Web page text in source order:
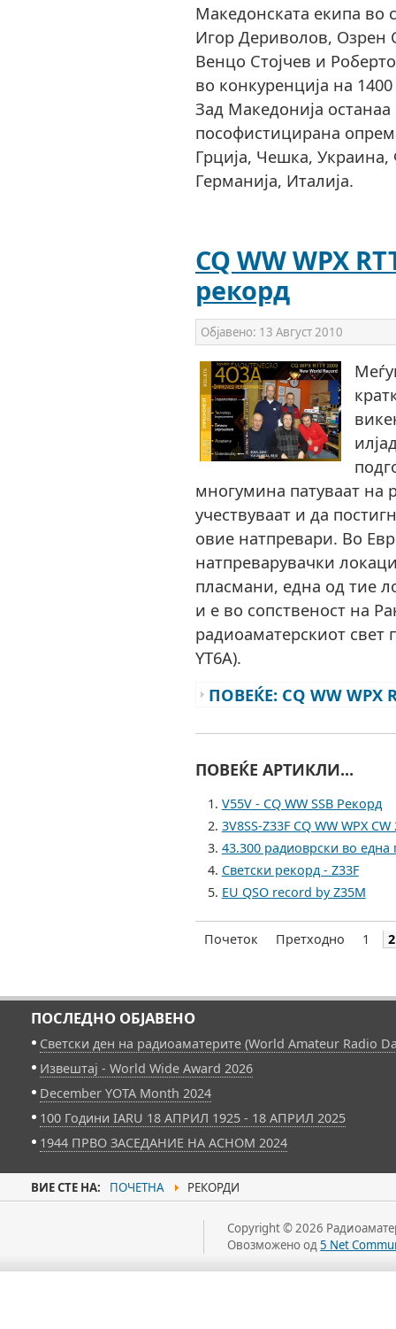
Македонската екипа
Игор Дериволов, Озрен
Венцо Стојчев и
во конкуренција на
Зад Македонија
пософистицирана
Грција, Чешка,
Германија, Италија.
CQ WW WPX
рекорд
Објавено: 13 Август 2010
многумина патуваат на
учествуваат и да
овие натпревари. Во
натпреварувачки
пласмани, една од тие
и е во сопственост на
радиоаматерскиот свет
YT6A).
ПОВЕЌЕ: CQ WW WPX
ПОВЕЌЕ АРТИКЛИ...
V55V - CQ WW SSB Рекорд
3V8SS-Z33F CQ WW WPX CW
43.300 радиоврски вo една
Светски рекорд - Z33F
EU QSO record by Z35M
Почеток Претходно 1 2
ПОСЛЕДНО ОБЈАВЕНО
Светски ден на радиоаматерите (World Amateur Radio
Извештај - World Wide Award 2026
December YOTA Month 2024
100 Години IARU 18 АПРИЛ 1925 - 18 АПРИЛ 2025
1944 ПРВО ЗАСЕДАНИЕ НА АСНОМ 2024
ВИЕ СТЕ НА: ПОЧЕТНА РЕКОРДИ
Copyright © 2026
Овозможено од5 Net